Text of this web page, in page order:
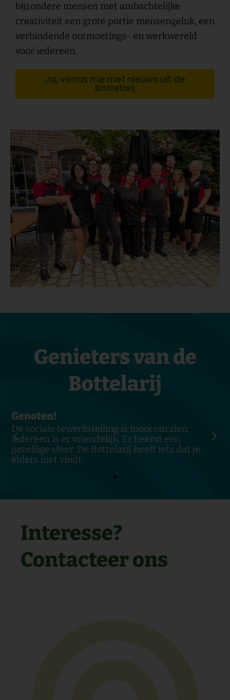
bijzondere mensen met ambachtelijke
creativiteit een grote portie mensengeluk, een
verbindende ontmoetings- en werkwereld
voor iedereen.
Ja, verras me met nieuws uit de
Bottelarij
Genieters van de
Bottelarij
Genoten!
De sociale tewerkstelling is mooi om zien.
iedereen is er vriendelijk. Er heerst een
gezellige sfeer. De Bottelarij heeft iets dat je
elders niet vindt.
Interesse?
Contacteer ons